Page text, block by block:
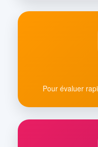
Pour évaluer